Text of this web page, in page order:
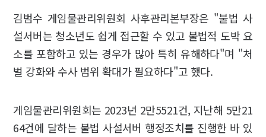
김범수 게임물관리위원회 사후관리본부장은 "불법 사
설서버는 청소년도 쉽게 접근할 수 있고 불법적 도박 요
소를 포함하고 있는 경우가 많아 특히 유해하다"며 "처
벌 강화와 수사 범위 확대가 필요하다"고 했다.
게임물관리위원회는 2023년 2만5521건, 지난해 5만21
64건에 달하는 불법 사설서버 행정조치를 진행한 바 있